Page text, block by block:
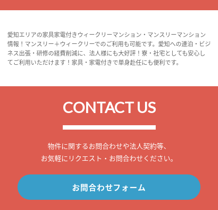
愛知エリアの家具家電付きウィークリーマンション・マンスリーマンション
情報！マンスリー＋ウィークリーでのご利用も可能です。愛知への連泊・ビジ
ネス出張・研修の経費削減に、法人様にも大好評！寮・社宅としても安心し
てご利用いただけます！家具・家電付きで単身赴任にも便利です。
CONTACT US
物件に関するお問合わせや法人契約等、
お気軽にリクエスト・お問合わせください。
お問合わせフォーム